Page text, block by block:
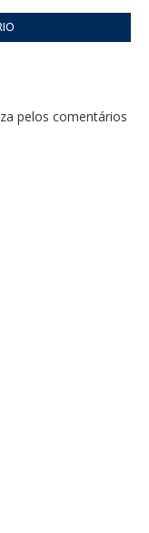
pelos comentários